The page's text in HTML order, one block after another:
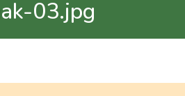
03.jpg